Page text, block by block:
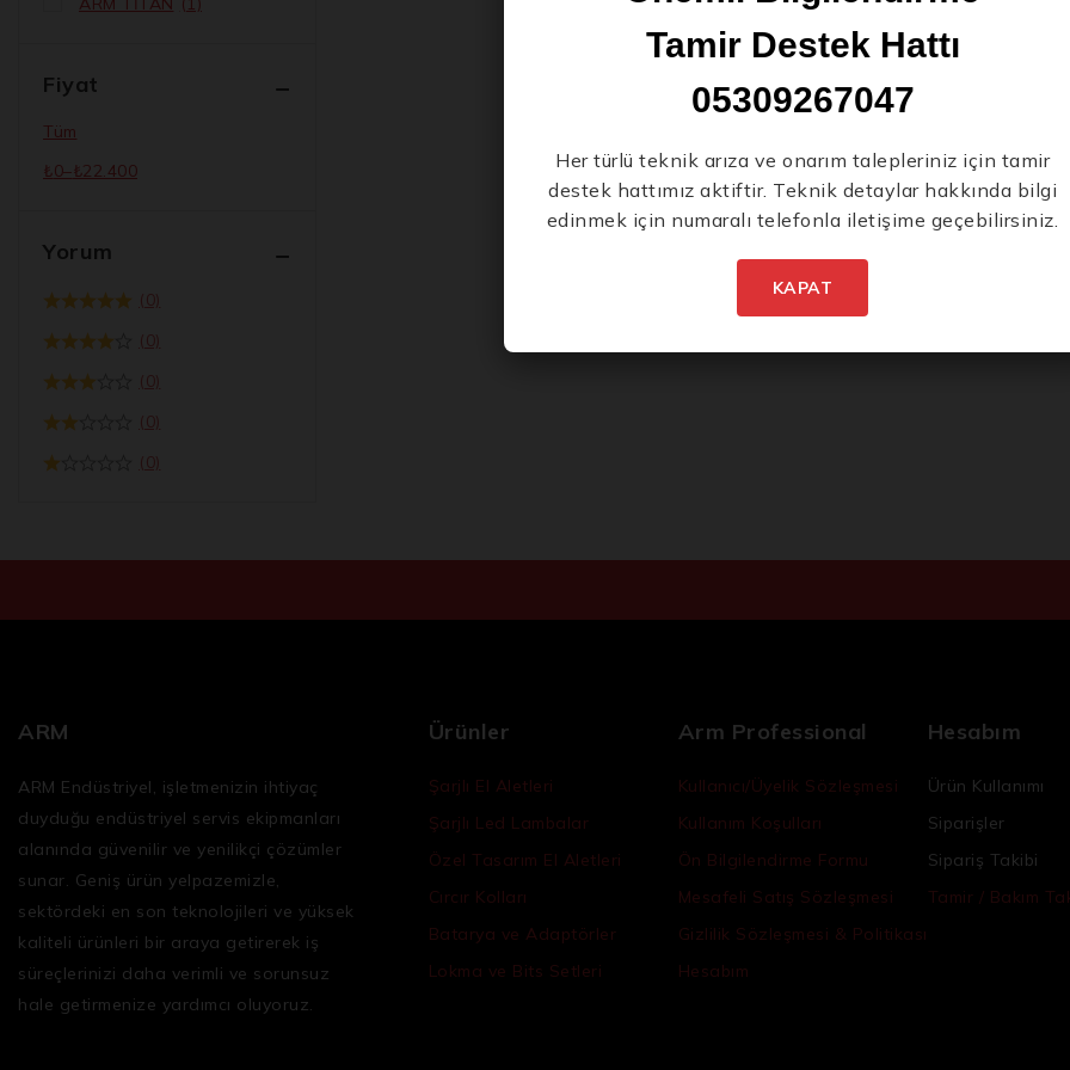
Fiyat
Tüm
₺0–₺22.400
Yorum
(0)
(0)
(0)
(0)
(0)
ARM
ARM Endüstriyel, işletmenizin ihtiyaç
duyduğu endüstriyel servis ekipmanları
alanında güvenilir ve yenilikçi çözümler
sunar. Geniş ürün yelpazemizle,
sektördeki en son teknolojileri ve yüksek
kaliteli ürünleri bir araya getirerek iş
süreçlerinizi daha verimli ve sorunsuz
hale getirmenize yardımcı oluyoruz.
Ürünler
Şarjlı El Aletleri
Şarjlı Led Lambalar
Özel Tasarım El Aletleri
Cırcır Kolları
Batarya ve Adaptörler
Lokma ve Bits Setleri
Arm Professional
Kullanıcı/Üyelik Sözleşmesi
Kullanım Koşulları
Ön Bilgilendirme Formu
Mesafeli Satış Sözleşmesi
Gizlilik Sözleşmesi & Politikası
Hesabım
Hesabım
Ürün Kullanımı
Siparişler
Sipariş Takibi
Tamir / Bakım
Yeni Ürünlerden İlk
Siz Haberdar Olun.
Tamir Destek Hattı
05309267047
Her türlü teknik arıza ve onarım talepleriniz için tamir
destek hattımız aktiftir. Teknik detaylar hakkında bilgi
edinmek için numaralı telefonla iletişime geçebilirsiniz.
KAPAT